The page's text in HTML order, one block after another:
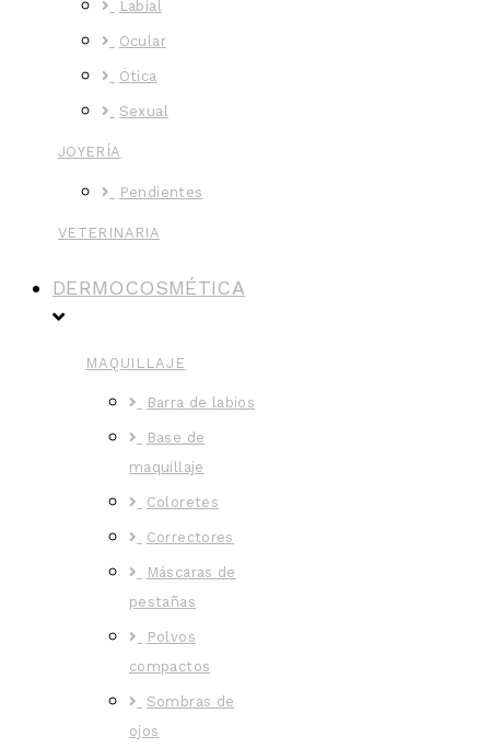
Labial
Ocular
Ótica
Sexual
JOYERÍA
Pendientes
VETERINARIA
DERMOCOSMÉTICA
MAQUILLAJE
Barra de labios
Base de
maquillaje
Coloretes
Correctores
Máscaras de
pestañas
Polvos
compactos
Sombras de
ojos